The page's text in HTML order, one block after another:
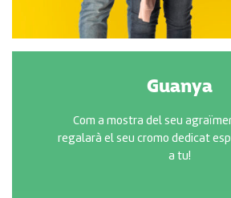
Guanya
Com a mostra del seu
regalarà el seu cromo dedicat
a tu!